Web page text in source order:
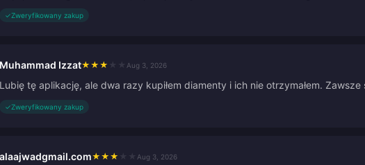
✓Zweryfikowany zakup
Muhammad Izzat★ ★ ★ Aug 3, 2026
Lubię tę aplikację, ale dwa razy kupiłem diamenty i ich nie otrzymałem.
✓Zweryfikowany zakup
alaajwadgmail.com★ ★ ★ Aug 3, 2026